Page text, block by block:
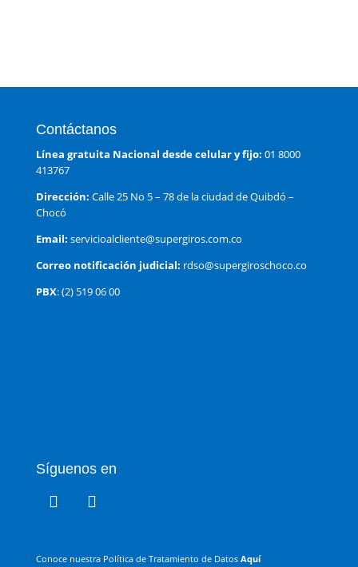
Contáctanos
Línea gratuita Nacional desde celular y fijo: 01 8000
413767
Dirección: Calle 25 No 5 – 78 de la ciudad de Quibdó –
Chocó
Email: servicioalcliente@supergiros.com.co
Correo notificación judicial: rdso@supergiroschoco.co
PBX: (2) 519 06 00
Síguenos en
Conoce nuestra Política de Tratamiento de Datos Aquí